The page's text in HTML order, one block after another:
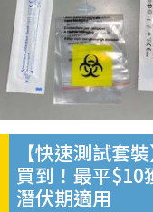
【快速測試套
買到！最平
潛伏期適用